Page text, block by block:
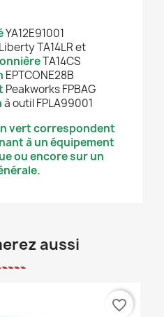
YA12E91001
Liberty TA14LR et
TA14CS
EPTCONE28B
Peakworks FPBAG
à outil FPLA99001
vert correspondent
à un équipement
ou encore sur un
aussi
favorite_border